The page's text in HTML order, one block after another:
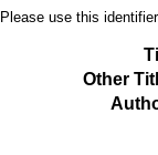
Please use this
Other